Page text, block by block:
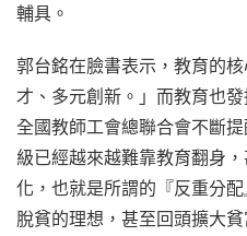
輔具。
郭台銘在臉書表示，教育的
才、多元創新。」而教育也
全國教師工會總聯合會不斷
級已經越來越難靠教育翻身
化，也就是所謂的『反重分
脫貧的理想，甚至回頭擴大